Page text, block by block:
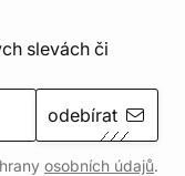
slevách či
odebírat
osobních údajů.